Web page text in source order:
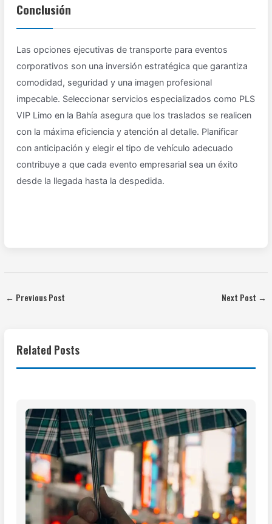
Conclusión
Las opciones ejecutivas de transporte para eventos
corporativos son una inversión estratégica que garantiza
comodidad, seguridad y una imagen profesional
impecable. Seleccionar servicios especializados como PLS
VIP Limo en la Bahía asegura que los traslados se realicen
con la máxima eficiencia y atención al detalle. Planificar
con anticipación y elegir el tipo de vehículo adecuado
contribuye a que cada evento empresarial sea un éxito
desde la llegada hasta la despedida.
← Previous Post Next Post →
Related Posts